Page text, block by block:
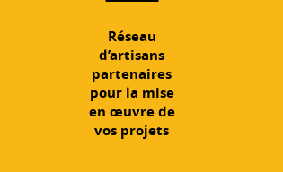
Réseau
d’artisans
partenaires
pour la mise
en œuvre de
vos projets